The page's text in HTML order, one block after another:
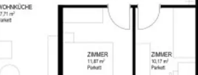
Frischluftzufuhr sicher.
die Warmwasserbereitung.
sorgen für ein ausgeglichenes Raumklima.
– ein Mehrwert für Bewohner:innen.